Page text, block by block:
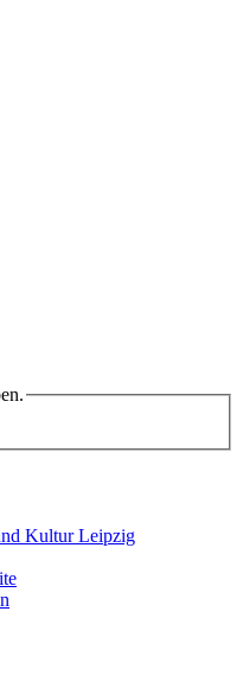
Kultur Leipzig